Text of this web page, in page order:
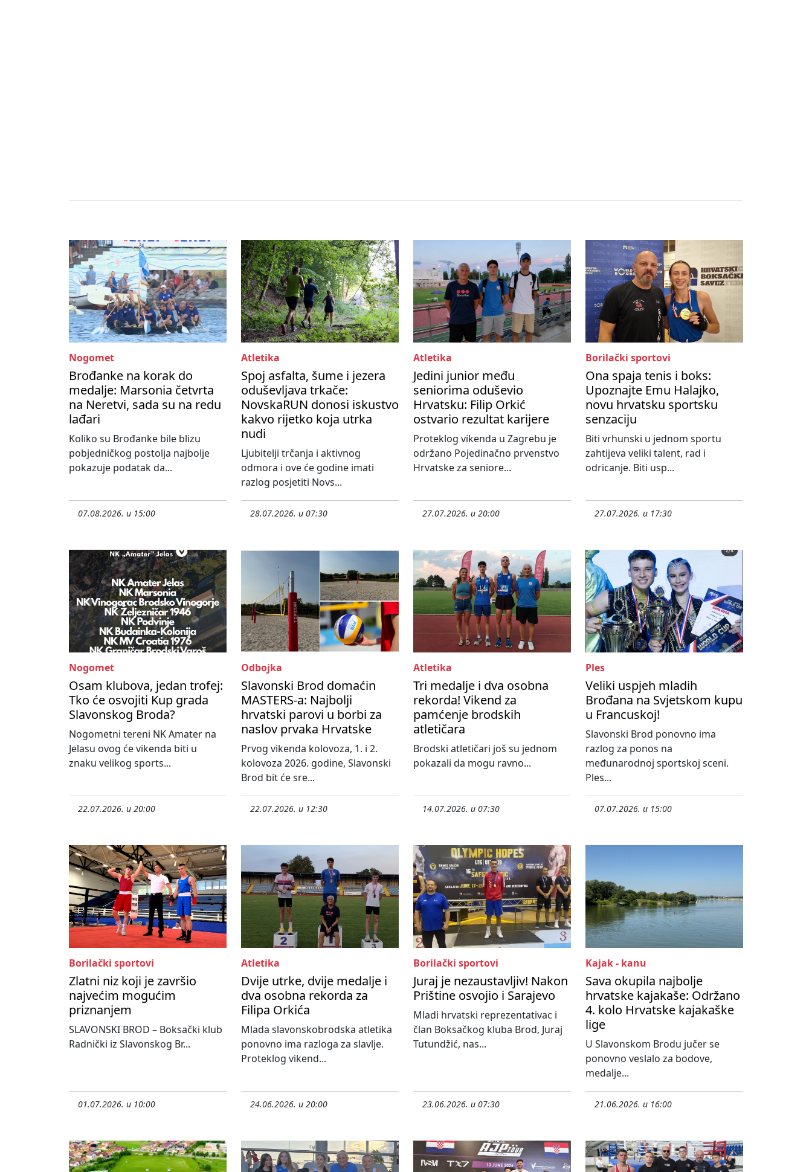
Nogomet
Brođanke na korak do
medalje: Marsonia četvrta
na Neretvi, sada su na redu
lađari
Koliko su Brođanke bile blizu
pobjedničkog postolja najbolje
pokazuje podatak da...
07.08.2026. u 15:00
Atletika
Spoj asfalta, šume i jezera
oduševljava trkače:
NovskaRUN donosi iskustvo
kakvo rijetko koja utrka
nudi
Ljubitelji trčanja i aktivnog
odmora i ove će godine imati
razlog posjetiti Novs...
28.07.2026. u 07:30
Atletika
Jedini junior među
seniorima oduševio
Hrvatsku: Filip Orkić
ostvario rezultat karijere
Proteklog vikenda u Zagrebu je
održano Pojedinačno prvenstvo
Hrvatske za seniore...
27.07.2026. u 20:00
Borilački sportovi
Ona spaja tenis i boks:
Upoznajte Emu Halajko,
novu hrvatsku sportsku
senzaciju
Biti vrhunski u jednom sportu
zahtijeva veliki talent, rad i
odricanje. Biti usp...
27.07.2026. u 17:30
Nogomet
Osam klubova, jedan trofej:
Tko će osvojiti Kup grada
Slavonskog Broda?
Nogometni tereni NK Amater na
Jelasu ovog će vikenda biti u
znaku velikog sports...
22.07.2026. u 20:00
Odbojka
Slavonski Brod domaćin
MASTERS-a: Najbolji
hrvatski parovi u borbi za
naslov prvaka Hrvatske
Prvog vikenda kolovoza, 1. i 2.
kolovoza 2026. godine, Slavonski
Brod bit će sre...
22.07.2026. u 12:30
Atletika
Tri medalje i dva osobna
rekorda! Vikend za
pamćenje brodskih
atletičara
Brodski atletičari još su jednom
pokazali da mogu ravno...
14.07.2026. u 07:30
Ples
Veliki uspjeh mladih
Brođana na Svjetskom kupu
u Francuskoj!
Slavonski Brod ponovno ima
razlog za ponos na
međunarodnoj sportskoj sceni.
Ples...
07.07.2026. u 15:00
Borilački sportovi
Zlatni niz koji je završio
najvećim mogućim
priznanjem
SLAVONSKI BROD – Boksački klub
Radnički iz Slavonskog Br...
01.07.2026. u 10:00
Atletika
Dvije utrke, dvije medalje i
dva osobna rekorda za
Filipa Orkića
Mlada slavonskobrodska atletika
ponovno ima razloga za slavlje.
Proteklog vikend...
24.06.2026. u 20:00
Borilački sportovi
Juraj je nezaustavljiv! Nakon
Prištine osvojio i Sarajevo
Mladi hrvatski reprezentativac i
član Boksačkog kluba Brod, Juraj
Tutundžić, nas...
23.06.2026. u 07:30
Kajak - kanu
Sava okupila najbolje
hrvatske kajakaše: Održano
4. kolo Hrvatske kajakaške
lige
U Slavonskom Brodu jučer se
ponovno veslalo za bodove,
medalje...
21.06.2026. u 16:00